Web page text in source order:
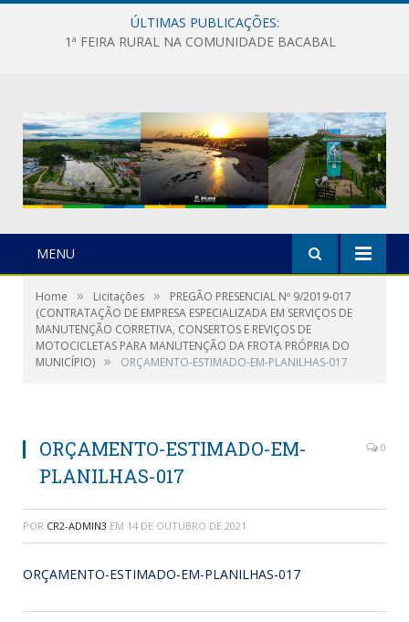
ÚLTIMAS PUBLICAÇÕES:
1ª FEIRA RURAL NA COMUNIDADE BACABAL
MENU
Home » Licitações »
PREGÃO PRESENCIAL Nº 9/2019-017
(CONTRATAÇÃO DE EMPRESA ESPECIALIZADA EM SERVIÇOS DE
MANUTENÇÃO CORRETIVA, CONSERTOS E REVIÇOS DE
MOTOCICLETAS PARA MANUTENÇÃO DA FROTA PRÓPRIA DO
MUNICÍPIO) » ORÇAMENTO-ESTIMADO-EM-PLANILHAS-017
ORÇAMENTO-ESTIMADO-EM-
PLANILHAS-017
0
POR CR2-ADMIN3 EM 14 DE OUTUBRO DE 2021
ORÇAMENTO-ESTIMADO-EM-PLANILHAS-017